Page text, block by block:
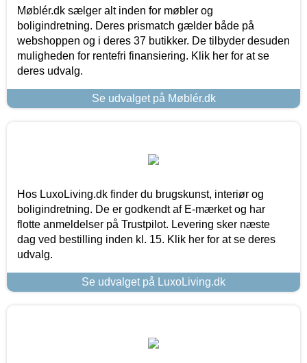
Møblér.dk sælger alt inden for møbler og
boligindretning. Deres prismatch gælder både på
webshoppen og i deres 37 butikker. De tilbyder desuden
muligheden for rentefri finansiering. Klik her for at se
deres udvalg.
Se udvalget på Møblér.dk
Hos LuxoLiving.dk finder du brugskunst, interiør og
boligindretning. De er godkendt af E-mærket og har
flotte anmeldelser på Trustpilot. Levering sker næste
dag ved bestilling inden kl. 15. Klik her for at se deres
udvalg.
Se udvalget på LuxoLiving.dk